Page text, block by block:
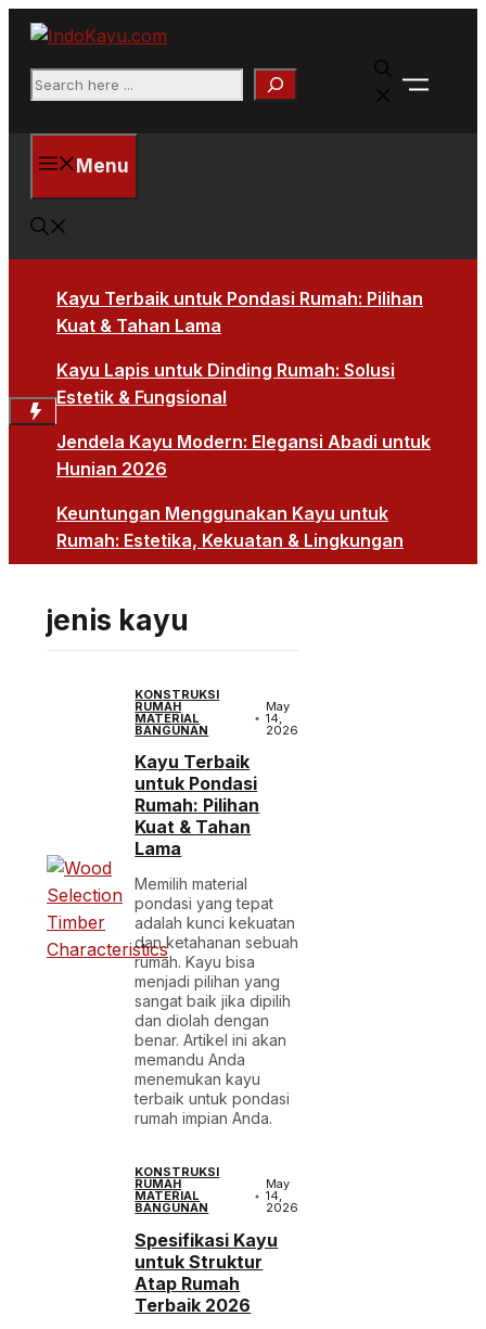
Skip
content
Search
X
Menu
Kayu Terbaik untuk Pondasi Rumah: Pilihan
Kuat & Tahan Lama
Kayu Lapis untuk Dinding Rumah: Solusi
Estetik & Fungsional
Jendela Kayu Modern: Elegansi Abadi untuk
Hunian 2026
Keuntungan Menggunakan Kayu untuk
Rumah: Estetika, Kekuatan & Lingkungan
jenis kayu
KONSTRUKSI
RUMAH
MATERIAL
BANGUNAN
May
14,
2026
Kayu Terbaik
untuk Pondasi
Rumah: Pilihan
Kuat & Tahan
Lama
Memilih material
pondasi yang tepat
adalah kunci kekuatan
dan ketahanan sebuah
rumah. Kayu bisa
menjadi pilihan yang
sangat baik jika dipilih
dan diolah dengan
benar. Artikel ini akan
memandu Anda
menemukan kayu
terbaik untuk pondasi
rumah impian Anda.
KONSTRUKSI
RUMAH
MATERIAL
BANGUNAN
May
14,
2026
Spesifikasi Kayu
untuk Struktur
Atap Rumah
Terbaik 2026